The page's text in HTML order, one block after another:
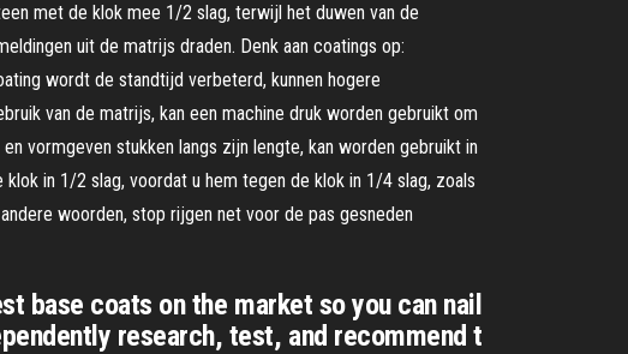
met de klok mee 1/2 slag, terwijl het duwen van de
uit de matrijs draden. Denk aan coatings op:
wordt de standtijd verbeterd, kunnen hogere
van de matrijs, kan een machine druk worden gebruikt om
vormgeven stukken langs zijn lengte, kan worden gebruikt in
in 1/2 slag, voordat u hem tegen de klok in 1/4 slag, zoals
woorden, stop rijgen net voor de pas gesneden
base coats on the market so you can nail
research, test, and recommend t